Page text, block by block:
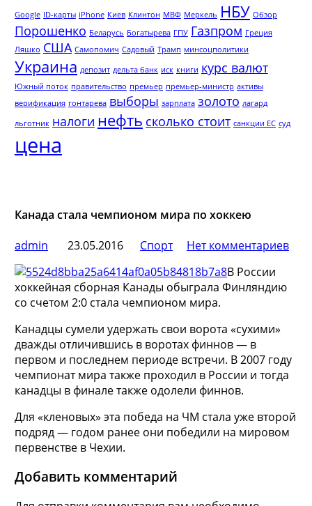
Google ID-карты iPhone Киев Клинтон МВФ Меркель НБУ Обзор
Порошенко Беларусь Богатырева ГПУ Газпром Греция
Ляшко США Самопомич Садовый Трамп минсоцполитики
Украина депозит дельта банк иск книги курс валют
Южный поток правительство премьер премьер-министр активы
верификация гонтарева выборы зарплата золото лагард
льготник налоги нефть сколько стоит санкции ЕС суд
цена
Канада стала чемпионом мира по хоккею
admin
23.05.2016 Спорт
Нет комментариев
В России
хоккейная сборная Канады обыграла Финляндию
со счетом 2:0 стала чемпионом мира.
Канадцы сумели удержать свои ворота «сухими»
дважды отличившись в воротах финнов — в
первом и последнем периоде встречи. В 2007 году
чемпионат мира также проходил в России и тогда
канадцы в финале также одолели финнов.
Для «кленовых» эта победа на ЧМ стала уже второй
подряд — годом ранее они победили на мировом
первенстве в Чехии.
Добавить комментарий